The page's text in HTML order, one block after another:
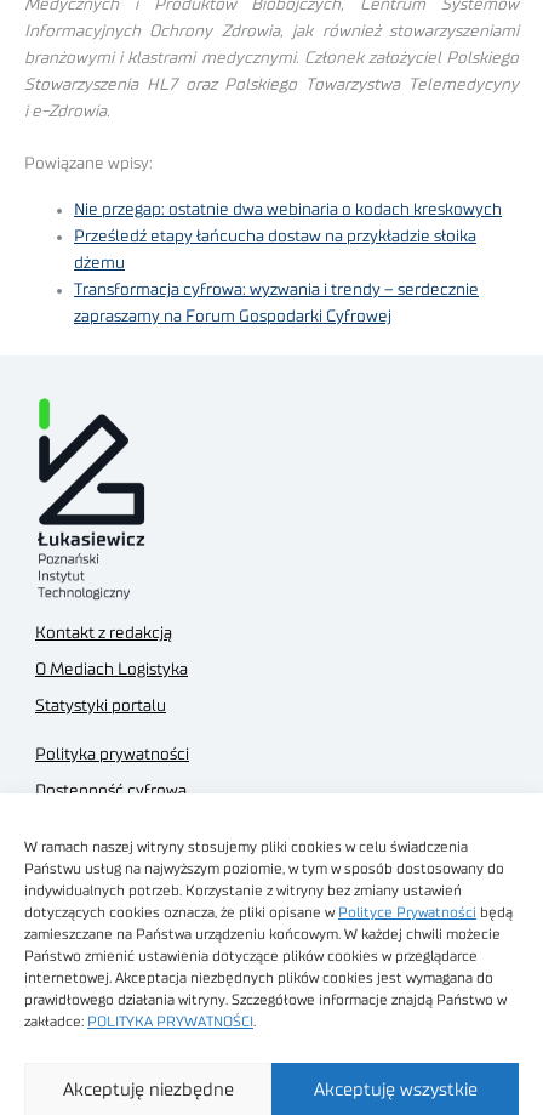
W ramach naszej witryny stosujemy pliki cookies w celu świadczenia
Państwu usług na najwyższym poziomie, w tym w sposób dostosowany do
indywidualnych potrzeb. Korzystanie z witryny bez zmiany ustawień
dotyczących cookies oznacza, że pliki opisane w Polityce Prywatności będą
zamieszczane na Państwa urządzeniu końcowym. W każdej chwili możecie
Państwo zmienić ustawienia dotyczące plików cookies w przeglądarce
internetowej. Akceptacja niezbędnych plików cookies jest wymagana do
prawidłowego działania witryny. Szczegółowe informacje znajdą Państwo w
zakładce: POLITYKA PRYWATNOŚCI
Akceptuję wszystkie
Akceptuję niezbędne
Medycznych i Produktów Biobójczych, Centrum Systemów
Informacyjnych Ochrony Zdrowia, jak również stowarzyszeniami
branżowymi i klastrami medycznymi. Członek założyciel Polskiego
Stowarzyszenia HL7 oraz Polskiego Towarzystwa Telemedycyny
i e-Zdrowia.
Powiązane wpisy:
Nie przegap: ostatnie dwa webinaria o kodach kreskowych
Prześledź etapy łańcucha dostaw na przykładzie słoika
dżemu
Transformacja cyfrowa: wyzwania i trendy – serdecznie
zapraszamy na Forum Gospodarki Cyfrowej
Kontakt z redakcją
O Mediach Logistyka
Statystyki portalu
Polityka prywatności
Dostępność cyfrowa
Regulamin sklepu
Obrazy stockowe
autorstwa
Technologiczny